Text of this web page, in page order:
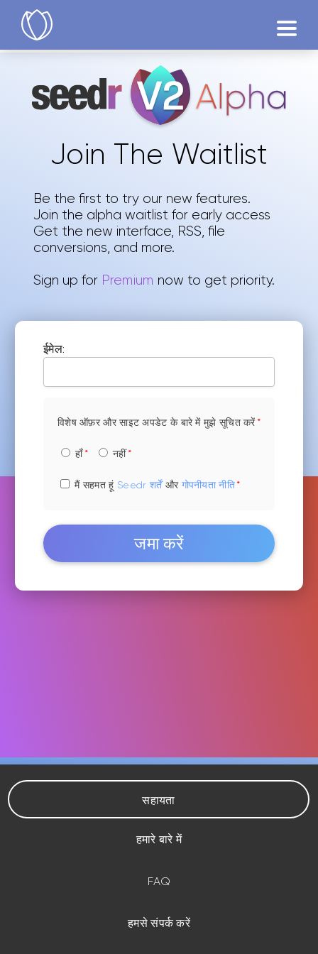
आज़माएं
Join The Waitlist
Be the first to try our new features.
Join the alpha waitlist for early access
Get the new interface, RSS, file
conversions, and more.
Sign up for Premium now to get priority.
ईमेल:
विशेष ऑफ़र और साइट अपडेट के बारे में मुझे सूचित करें
हाँ नहीं
मैं सहमत हूं Seedr शर्तेंऔर गोपनीयता नीति
सहायता
हमारे बारे में
FAQ
हमसे संपर्क करें